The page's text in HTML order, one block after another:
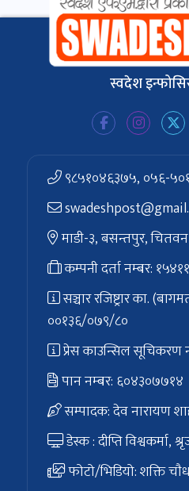
स्वदेश
९८५१०४६३७५, ०५६-
माडी-३, बसन्तपुर, चितवन
कम्पनी दर्ता नम्बर:
सञ्चार रजिष्ट्रार का.
००१३६/०७९/८०
प्रेस काउन्सिल सूचिकरण
पान नम्बर: ६०४३०७७१४
सम्पादक: देव नारायण
डेस्क : दीप्ति विश्वकर्मा,
फोटो/भिडियो: शक्ति